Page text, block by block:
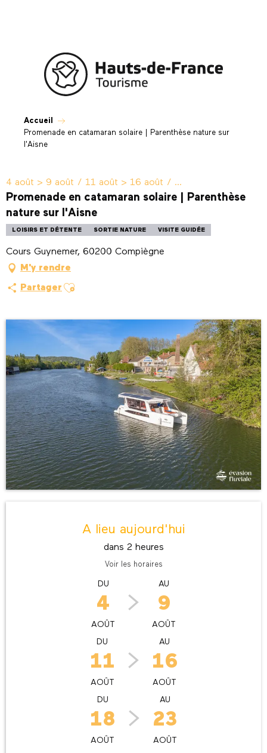
Accueil
Promenade en catamaran solaire | Parenthèse nature sur
l'Aisne
4 août > 9 août / 11 août > 16 août / ...
Promenade en catamaran solaire | Parenthèse
nature sur l'Aisne
LOISIRS ET DÉTENTE SORTIE NATURE VISITE GUIDÉE
Cours Guynemer, 60200 Compiègne
M'y rendre
Partager Ajouter aux favoris
A lieu aujourd'hui
dans 2 heures
Voir les horaires
DU
4
AOÛT
AU
9
AOÛT
DU
11
AOÛT
AU
16
AOÛT
DU
18
AOÛT
AU
23
AOÛT